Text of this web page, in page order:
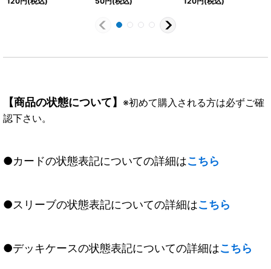
{BS46-050}《白》
【商品の状態について】 ※初めて購入される方は必ずご確
認下さい。
●カードの状態表記についての詳細はこちら
●スリーブの状態表記についての詳細はこちら
●デッキケースの状態表記についての詳細はこちら